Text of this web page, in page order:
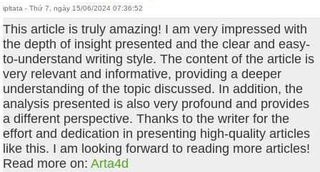
ipltata - Thứ 7, ngày 15/06/2024 07:36:52
This article is truly amazing! I am very impressed with
the depth of insight presented and the clear and easy-
to-understand writing style. The content of the article is
very relevant and informative, providing a deeper
understanding of the topic discussed. In addition, the
analysis presented is also very profound and provides
a different perspective. Thanks to the writer for the
effort and dedication in presenting high-quality articles
like this. I am looking forward to reading more articles!
Read more on:Arta4d